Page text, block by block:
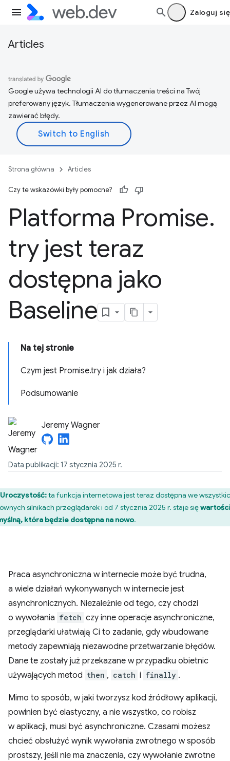
Zaloguj się
Articles
Google używa technologii AI do tłumaczenia treści na Twój
preferowany język. Tłumaczenia wygenerowane przez AI mogą
zawierać błędy.
Strona główna Articles
Czy te wskazówki były pomocne?
Platforma Promise.
try jest teraz
dostępna jako
Baseline
Na tej stronie
Czym jest Promise.try i jak działa?
Podsumowanie
Jeremy Wagner
Data publikacji: 17 stycznia 2025 r.
Uroczystość:ta funkcja internetowa jest teraz dostępna we
silnikach przeglądarek i od 7 stycznia 2025 r. staje się
która będzie dostępna na nowo.
Praca asynchroniczna w internecie może być trudna,
a wiele działań wykonywanych w internecie jest
asynchronicznych. Niezależnie od tego, czy chodzi
o wywołania fetch czy inne operacje asynchroniczne,
przeglądarki ułatwiają Ci to zadanie, gdy wbudowane
metody zapewniają niezawodne przetwarzanie błędów.
Dane te zostały już przekazane w przypadku obietnic
używających metod then , catch i finally .
Mimo to sposób, w jaki tworzysz kod źródłowy aplikacji,
powinien być elastyczny, a nie wszystko, co robisz
w aplikacji, musi być asynchroniczne. Czasami możesz
chcieć obsłużyć wynik wywołania zwrotnego w sposób
prostszy, jeśli nie ma znaczenia, czy wywołanie zwrotne